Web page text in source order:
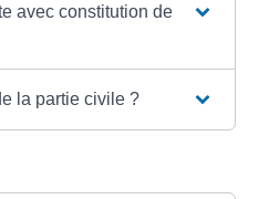
avec constitution de
la partie civile ?